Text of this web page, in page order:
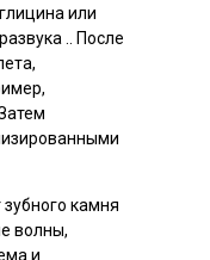
или
.. После
камня
волны,
и